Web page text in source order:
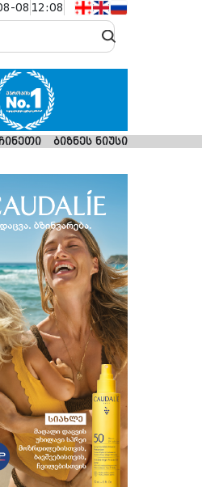
08 12:08
ჩინეთი ბიზნეს ნიუსი